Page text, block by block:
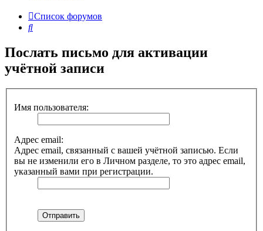
Список форумов
Поиск
Послать письмо для активации
учётной записи
Имя пользователя:
Адрес email:
Адрес email, связанный с вашей учётной записью. Если
вы не изменили его в Личном разделе, то это адрес email,
указанный вами при регистрации.